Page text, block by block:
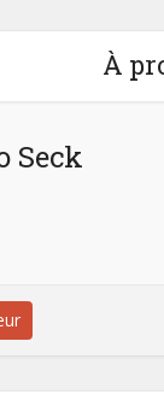
À
Seck